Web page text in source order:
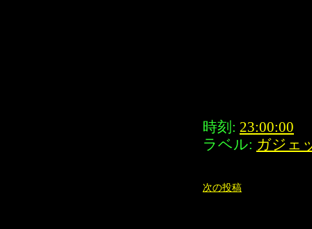
時刻: 23:00:00
ラベル: ガジェ
次の投稿